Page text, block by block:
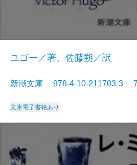
ユゴー／著、佐藤朔／訳
新潮文庫 978-4-10-211703-3
文庫電子書籍あり